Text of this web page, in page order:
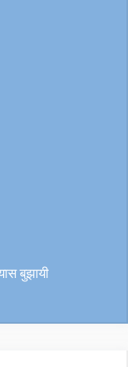
बुझायी